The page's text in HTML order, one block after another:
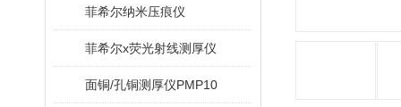
菲希尔纳米压痕仪
菲希尔x荧光射线测厚仪
面铜/孔铜测厚仪PMP10